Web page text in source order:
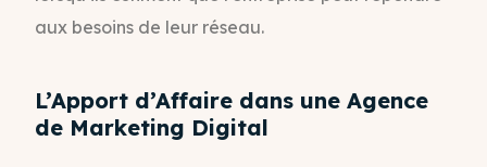
aux besoins de leur réseau.
L’Apport d’Affaire dans une Agence
de Marketing Digital